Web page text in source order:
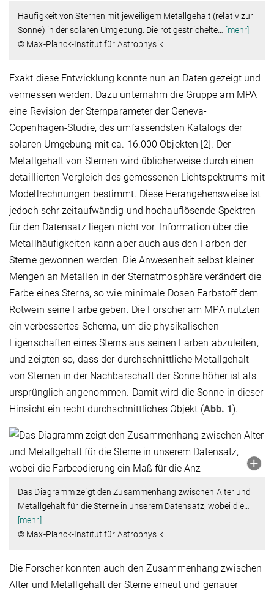
Häufigkeit von Sternen mit jeweiligem Metallgehalt (relativ zur
Sonne) in der solaren Umgebung. Die rot gestrichelte… [mehr]
© Max-Planck-Institut für Astrophysik
Exakt diese Entwicklung konnte nun an Daten gezeigt und
vermessen werden. Dazu unternahm die Gruppe am MPA
eine Revision der Sternparameter der Geneva-
Copenhagen-Studie, des umfassendsten Katalogs der
solaren Umgebung mit ca. 16.000 Objekten [2]. Der
Metallgehalt von Sternen wird üblicherweise durch einen
detaillierten Vergleich des gemessenen Lichtspektrums mit
Modellrechnungen bestimmt. Diese Herangehensweise ist
jedoch sehr zeitaufwändig und hochauflösende Spektren
für den Datensatz liegen nicht vor. Information über die
Metallhäufigkeiten kann aber auch aus den Farben der
Sterne gewonnen werden: Die Anwesenheit selbst kleiner
Mengen an Metallen in der Sternatmosphäre verändert die
Farbe eines Sterns, so wie minimale Dosen Farbstoff dem
Rotwein seine Farbe geben. Die Forscher am MPA nutzten
ein verbessertes Schema, um die physikalischen
Eigenschaften eines Sterns aus seinen Farben abzuleiten,
und zeigten so, dass der durchschnittliche Metallgehalt
von Sternen in der Nachbarschaft der Sonne höher ist als
ursprünglich angenommen. Damit wird die Sonne in dieser
Hinsicht ein recht durchschnittliches Objekt (Abb. 1 ).
Das Diagramm zeigt den Zusammenhang zwischen Alter und
Metallgehalt für die Sterne in unserem Datensatz, wobei die…
[mehr]
© Max-Planck-Institut für Astrophysik
Die Forscher konnten auch den Zusammenhang zwischen
Alter und Metallgehalt der Sterne erneut und genauer